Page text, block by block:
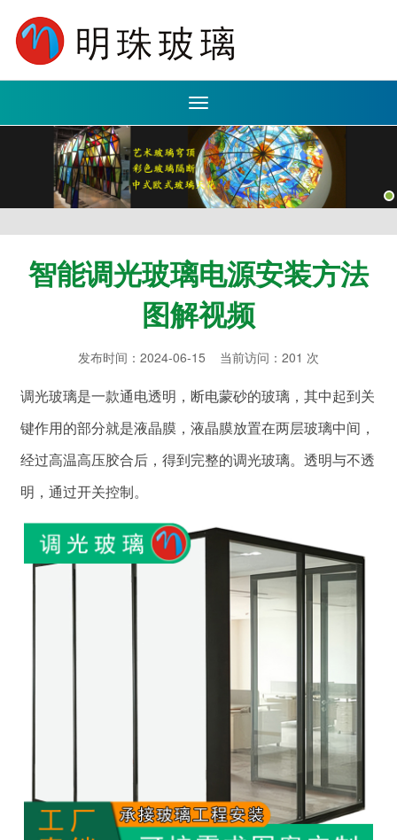
Toggle
navigation
智能调光玻璃电源安装方法
图解视频
发布时间：2024-06-15 当前访问：201 次
调光玻璃是一款通电透明，断电蒙砂的玻璃，其中起到关
键作用的部分就是液晶膜，液晶膜放置在两层玻璃中间，
经过高温高压胶合后，得到完整的调光玻璃。透明与不透
明，通过开关控制。